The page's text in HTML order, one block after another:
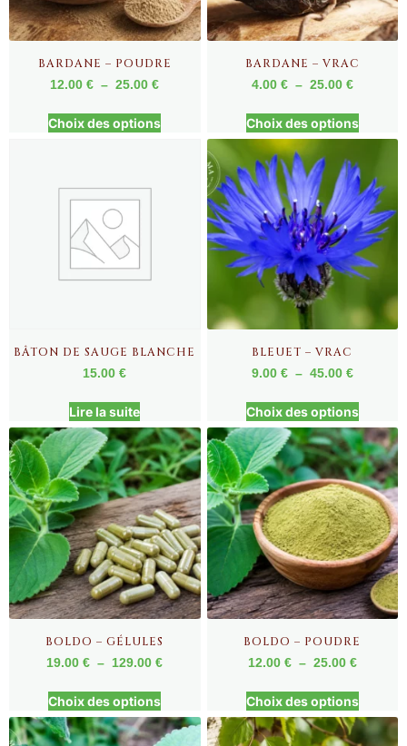
BARDANE – POUDRE
12.00€ – 25.00€
Choix des options
BARDANE – VRAC
4.00 € – 25.00 €
Choix des options
BÂTON DE SAUGE BLANCHE
15.00€
Lire la suite
BLEUET – VRAC
9.00 € – 45.00 €
Choix des options
BOLDO – GÉLULES
19.00€ – 129.00€
Choix des options
BOLDO – POUDRE
12.00 € – 25.00 €
Choix des options